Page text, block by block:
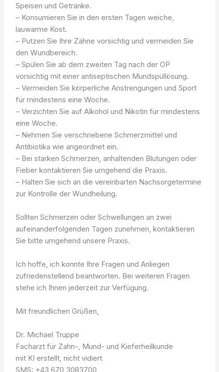
Speisen und Getränke.
– Konsumieren Sie in den ersten Tagen weiche,
lauwarme Kost.
– Putzen Sie Ihre Zähne vorsichtig und vermeiden Sie
den Wundbereich.
– Spülen Sie ab dem zweiten Tag nach der OP
vorsichtig mit einer antiseptischen Mundspüllösung.
– Vermeiden Sie körperliche Anstrengungen und Sport
für mindestens eine Woche.
– Verzichten Sie auf Alkohol und Nikotin für mindestens
eine Woche.
– Nehmen Sie verschriebene Schmerzmittel und
Antibiotika wie angeordnet ein.
– Bei starken Schmerzen, anhaltenden Blutungen oder
Fieber kontaktieren Sie umgehend die Praxis.
– Halten Sie sich an die vereinbarten Nachsorgetermine
zur Kontrolle der Wundheilung.
Sollten Schmerzen oder Schwellungen an zwei
aufeinanderfolgenden Tagen zunehmen, kontaktieren
Sie bitte umgehend unsere Praxis.
Ich hoffe, ich konnte Ihre Fragen und Anliegen
zufriedenstellend beantworten. Bei weiteren Fragen
stehe ich Ihnen jederzeit zur Verfügung.
Mit freundlichen Grüßen,
Dr. Michael Truppe
Facharzt für Zahn-, Mund- und Kieferheilkunde
mit KI erstellt, nicht vidiert
SMS: +43 670 3083700